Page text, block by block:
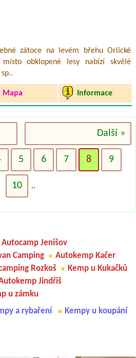
zátoce na levém břehu Orlické
místo obklopené lesy nabízí skvělé
Mapa Informace
Další »
5 6 7 8 9
10 ..
Autocamp Jenišov
Camping
Autokemp Kačer
Rozkoš Kemp u Kukačků
Jindřiš
u zámku
a rybaření
Kempy u koupání